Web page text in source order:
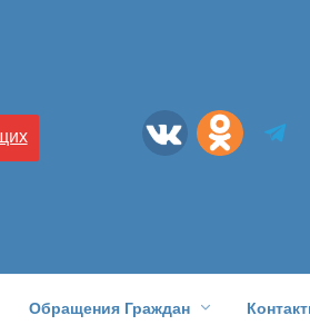
Обращения Граждан